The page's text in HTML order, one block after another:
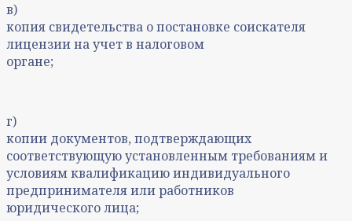
в)
копия свидетельства о постановке соискателя
лицензии на учет в налоговом
органе;
г)
копии документов, подтверждающих
соответствующую установленным требованиям и
условиям квалификацию индивидуального
предпринимателя или работников
юридического лица;